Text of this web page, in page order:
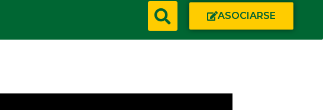
ASOCIARSE